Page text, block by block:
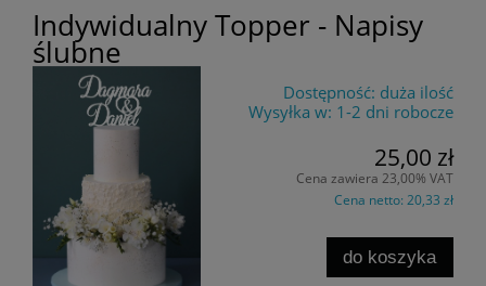
Indywidualny Topper - Napisy
ślubne
Dostępność: duża ilość
Wysyłka w: 1-2 dni robocze
25,00 zł
Cena zawiera 23,00% VAT
Cena netto: 20,33 zł
do koszyka